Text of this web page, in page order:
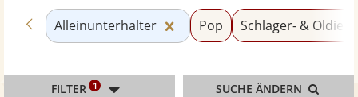
Zurück zu «Bands & Ensembles»
Alleinunterhalter Kategorie
Pop Schlager- & Oldies
FILTER 1 SUCHE ÄNDERN